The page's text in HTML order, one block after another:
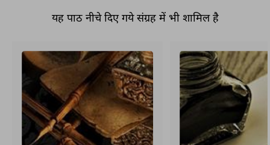
यह पाठ नीचे दिए गये संग्रह में भी शामिल है